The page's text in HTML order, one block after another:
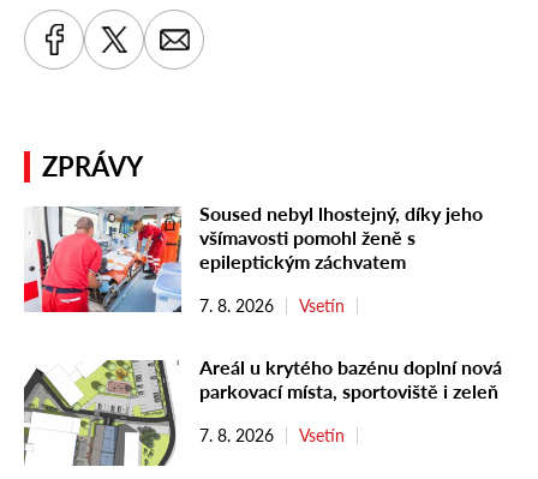
ZPRÁVY
Soused nebyl lhostejný, díky jeho
všímavosti pomohl ženě s
epileptickým záchvatem
7. 8. 2026 Vsetín
Areál u krytého bazénu doplní nová
parkovací místa, sportoviště i zeleň
7. 8. 2026 Vsetín